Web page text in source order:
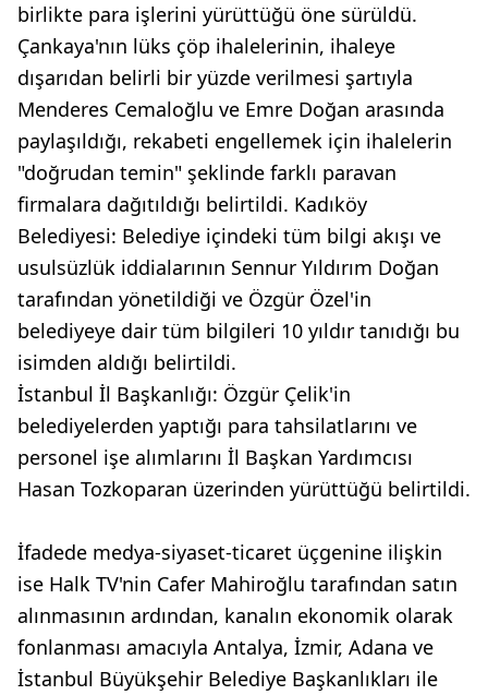
birlikte para işlerini yürüttüğü öne sürüldü.
Çankaya'nın lüks çöp ihalelerinin, ihaleye
dışarıdan belirli bir yüzde verilmesi şartıyla
Menderes Cemaloğlu ve Emre Doğan arasında
paylaşıldığı, rekabeti engellemek için ihalelerin
"doğrudan temin" şeklinde farklı paravan
firmalara dağıtıldığı belirtildi. Kadıköy
Belediyesi: Belediye içindeki tüm bilgi akışı ve
usulsüzlük iddialarının Sennur Yıldırım Doğan
tarafından yönetildiği ve Özgür Özel'in
belediyeye dair tüm bilgileri 10 yıldır tanıdığı bu
isimden aldığı belirtildi.
İstanbul İl Başkanlığı: Özgür Çelik'in
belediyelerden yaptığı para tahsilatlarını ve
personel işe alımlarını İl Başkan Yardımcısı
Hasan Tozkoparan üzerinden yürüttüğü belirtildi.
İfadede medya-siyaset-ticaret üçgenine ilişkin
ise Halk TV'nin Cafer Mahiroğlu tarafından satın
alınmasının ardından, kanalın ekonomik olarak
fonlanması amacıyla Antalya, İzmir, Adana ve
İstanbul Büyükşehir Belediye Başkanlıkları ile